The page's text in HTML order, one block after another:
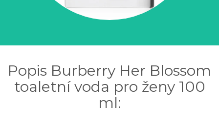
Popis Burberry Her Blossom
toaletní voda pro ženy 100
ml: